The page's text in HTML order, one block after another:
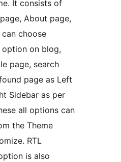
It consists of
About page,
choose
on blog,
page, search
page as Left
Sidebar as per
all options can
the Theme
RTL
is also